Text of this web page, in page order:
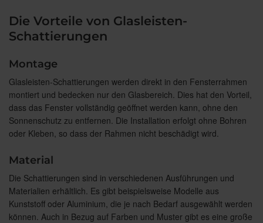
Die Vorteile von Glasleisten-
Schattierungen
Montage
Glasleisten-Schattierungen werden direkt in den Fensterrahmen
montiert und bedecken nur den Glasbereich. Dies hat den Vorteil,
dass das Fenster vollständig geöffnet werden kann, ohne den
Sonnenschutz zu entfernen. Die Installation erfolgt ohne Bohren
oder Kleben, so dass der Rahmen nicht beschädigt wird.
Material
Die Schattierungen sind in verschiedenen Ausführungen und
Materialien erhältlich. Es gibt beispielsweise Modelle aus
Kunststoff oder Aluminium, die je nach Bedarf ausgewählt werden
können. Auch in Bezug auf Farben und Muster gibt es eine große